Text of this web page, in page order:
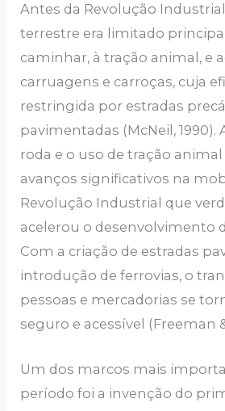
Antes da Revolução
terrestre era limitado
caminhar, à tração animal, e
carruagens e carroças, cuja
restringida por estradas
pavimentadas (McNeil, 1990).
roda e o uso de tração
avanços significativos na
Revolução Industrial que
acelerou o desenvolvimento
Com a criação de estradas
introdução de ferrovias, o
pessoas e mercadorias se
seguro e acessível (Freeman
Um dos marcos mais
período foi a invenção do